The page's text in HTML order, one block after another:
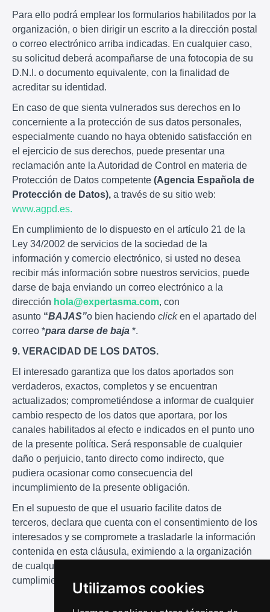
Utilizamos cookies
Para ello podrá emplear los formularios habilitados por la
organización, o bien dirigir un escrito a la dirección postal
o correo electrónico arriba indicadas. En cualquier caso,
su solicitud deberá acompañarse de una fotocopia de su
D.N.I. o documento equivalente, con la finalidad de
acreditar su identidad.
En caso de que sienta vulnerados sus derechos en lo
concerniente a la protección de sus datos personales,
especialmente cuando no haya obtenido satisfacción en
el ejercicio de sus derechos, puede presentar una
reclamación ante la Autoridad de Control en materia de
Protección de Datos competente (Agencia Española de
Protección de Datos), a través de su sitio web:
www.agpd.es.
En cumplimiento de lo dispuesto en el artículo 21 de la
Ley 34/2002 de servicios de la sociedad de la
información y comercio electrónico, si usted no desea
recibir más información sobre nuestros servicios, puede
darse de baja enviando un correo electrónico a la
dirección hola@expertasma.com, con
asunto “BAJAS”o bien haciendo clicken el apartado del
correo *para darse de baja *.
9. VERACIDAD DE LOS DATOS.
El interesado garantiza que los datos aportados son
verdaderos, exactos, completos y se encuentran
actualizados; comprometiéndose a informar de cualquier
cambio respecto de los datos que aportara, por los
canales habilitados al efecto e indicados en el punto uno
de la presente política. Será responsable de cualquier
daño o perjuicio, tanto directo como indirecto, que
pudiera ocasionar como consecuencia del
incumplimiento de la presente obligación.
En el supuesto de que el usuario facilite datos de
terceros, declara que cuenta con el consentimiento de los
interesados y se compromete a trasladarle la información
contenida en esta cláusula, eximiendo a la organización
de cualquier responsabilidad derivada por la falta de
cumplimiento de la presente obligación.